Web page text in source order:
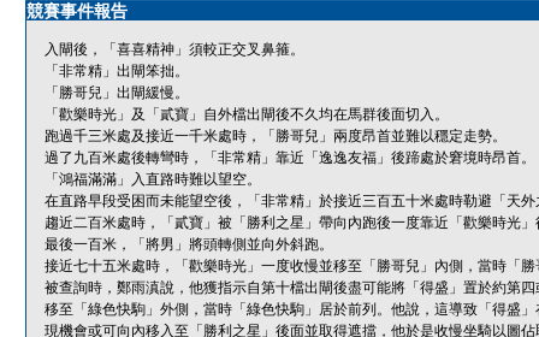
競賽事件報告
入閘後，「喜喜精神」須較正交叉鼻箍。
「非常精」出閘笨拙。
「勝哥兒」出閘緩慢。
「歡樂時光」及「貳寶」自外檔出閘後不久均在馬群後面切入。
跑過千三米處及接近一千米處時，「勝哥兒」兩度昂首並難以穩定走勢。
過了九百米處後轉彎時，「非常精」靠近「逸逸友福」後蹄處於窘境時昂首。
「鴻福滿滿」入直路時難以望空。
在直路早段受困而未能望空後，「非常精」於接近三百五十米處時勒避「天
趨近二百米處時，「貳寶」被「勝利之星」帶向內跑後一度靠近「歡樂時光
最後一百米，「將男」將頭轉側並向外斜跑。
接近七十五米處時，「歡樂時光」一度收慢並移至「勝哥兒」內側，當時「
被查詢時，鄭雨滇說，他獲指示自第十檔出閘後盡可能將「得盛」置於約第
移至「綠色快駒」外側，當時「綠色快駒」居於前列。他說，這導致「得盛
現機會或可向內移入至「勝利之星」後面並取得遮擋，他於是收慢坐騎以圖